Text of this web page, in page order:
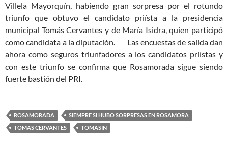
Villela Mayorquín, habiendo gran sorpresa por el rotundo
triunfo que obtuvo el candidato priísta a la presidencia
municipal Tomás Cervantes y de María Isidra, quien participó
como candidata a la diputación. Las encuestas de salida dan
ahora como seguros triunfadores a los candidatos priístas y
con este triunfo se confirma que Rosamorada sigue siendo
fuerte bastión del PRI.
ROSAMORADA
SIEMPRE SI HUBO SORPRESAS EN ROSAMORA
TOMAS CERVANTES
TOMASIN